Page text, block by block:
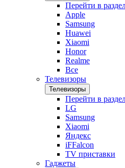
Перейти в
Apple
Samsung
Huawei
Xiaomi
Honor
Realme
Все
Телевизоры
Телевизоры
Перейти в
LG
Samsung
Xiaomi
Яндекс
iFFalcon
TV приставки
Гаджеты